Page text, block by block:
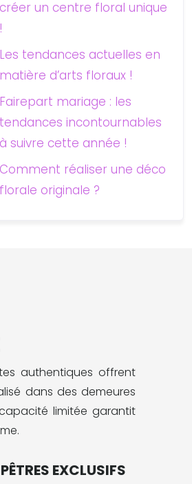
créer un centre floral unique
!
Les tendances actuelles en
matière d’arts floraux !
Fairepart mariage : les
tendances incontournables
à suivre cette année !
Comment réaliser une déco
florale originale ?
authentiques offrent
dans des demeures
limitée garantit
EXCLUSIFS